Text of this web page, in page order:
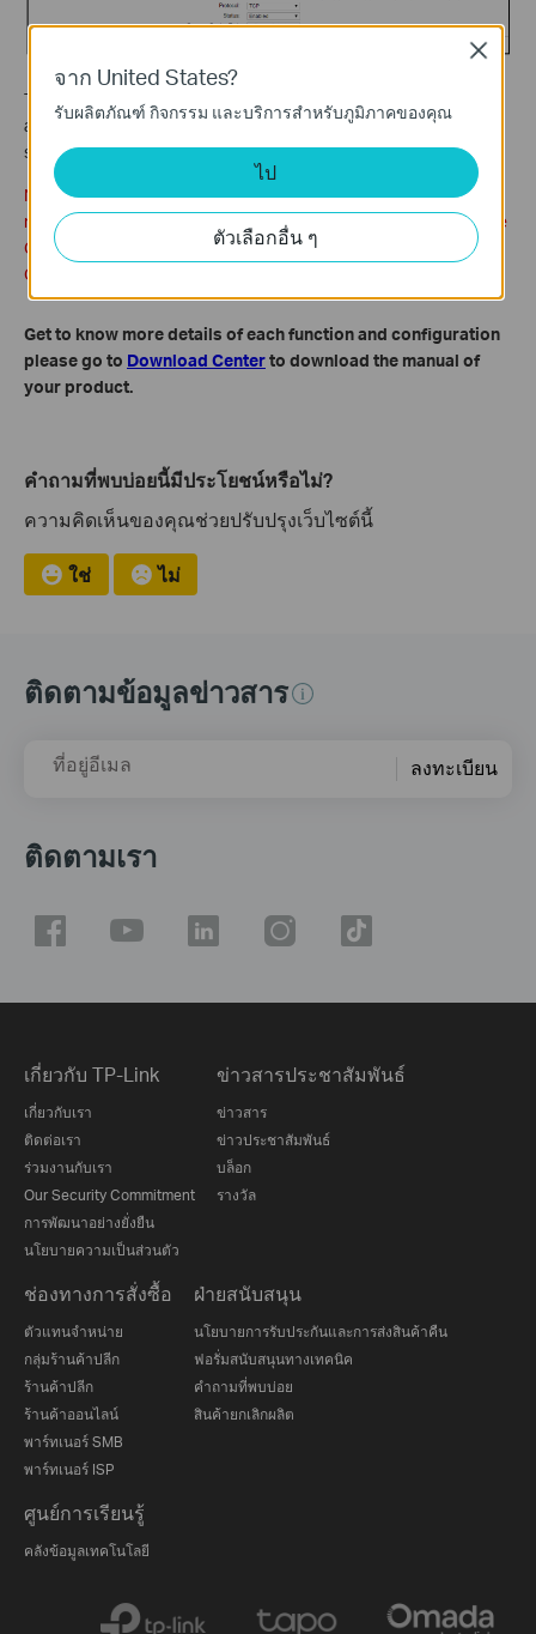
To access the service from the internet, use http://WAN IP
address:port number, or use the specific software to access the
service depended on the service type.
Note: If you set the service port of the virtual server as 80, you
must set the Web management port on System Tools → Manage
Control page to be any other value except 80 such as 8080.
Otherwise there will be a conflict to disable the virtual server.
Get to know more details of each function and configuration
please go to Download Centerto download the manual of
your product.
คำถามที่พบบ่อยนี้มีประโยชน์หรือไม่?
ความคิดเห็นของคุณช่วยปรับปรุงเว็บไซต์นี้
ใช่ ไม่
ติดตามข้อมูลข่าวสาร
ที่อยู่อีเมล ลงทะเบียน
ติดตามเรา
เกี่ยวกับ TP-Link
เกี่ยวกับเรา
ติดต่อเรา
ร่วมงานกับเรา
Our Security Commitment
การพัฒนาอย่างยั่งยืน
นโยบายความเป็นส่วนตัว
ข่าวสารประชาสัมพันธ์
ข่าวสาร
ข่าวประชาสัมพันธ์
บล็อก
รางวัล
ช่องทางการสั่งซื้อ
ตัวแทนจำหน่าย
กลุ่มร้านค้าปลีก
ร้านค้าปลีก
ร้านค้าออนไลน์
พาร์ทเนอร์ SMB
พาร์ทเนอร์ ISP
ฝ่ายสนับสนุน
นโยบายการรับประกันและการส่งสินค้าคืน
ฟอรั่มสนับสนุนทางเทคนิค
คำถามที่พบบ่อย
สินค้ายกเลิกผลิต
ศูนย์การเรียนรู้
คลังข้อมูลเทคโนโลยี
จาก United States?
รับผลิตภัณฑ์ กิจกรรม และบริการสำหรับภูมิภาคของคุณ
ไป
ตัวเลือกอื่น ๆ
Close